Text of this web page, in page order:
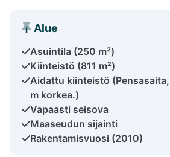
Alue
Asuintila (250 m²)
Kiinteistö (811 m²)
Aidattu kiinteistö
m korkea.)
Vapaasti seisova
Maaseudun sijainti
Rakentamisvuosi (2010)